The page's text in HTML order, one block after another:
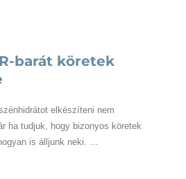
barát köretek
elkészíteni nem
ha tudjuk, hogy bizonyos köretek
is álljunk neki. …